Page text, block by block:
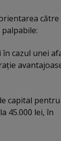
către
în cazul unei
capital pentru
45.000 lei, în